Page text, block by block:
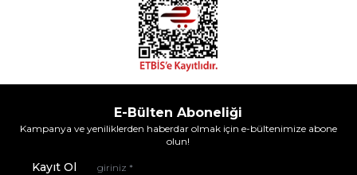
E-Bülten Aboneliği
Kampanya ve yeniliklerden haberdar olmak için e-bültenimize abone
olun!
Kayıt Ol